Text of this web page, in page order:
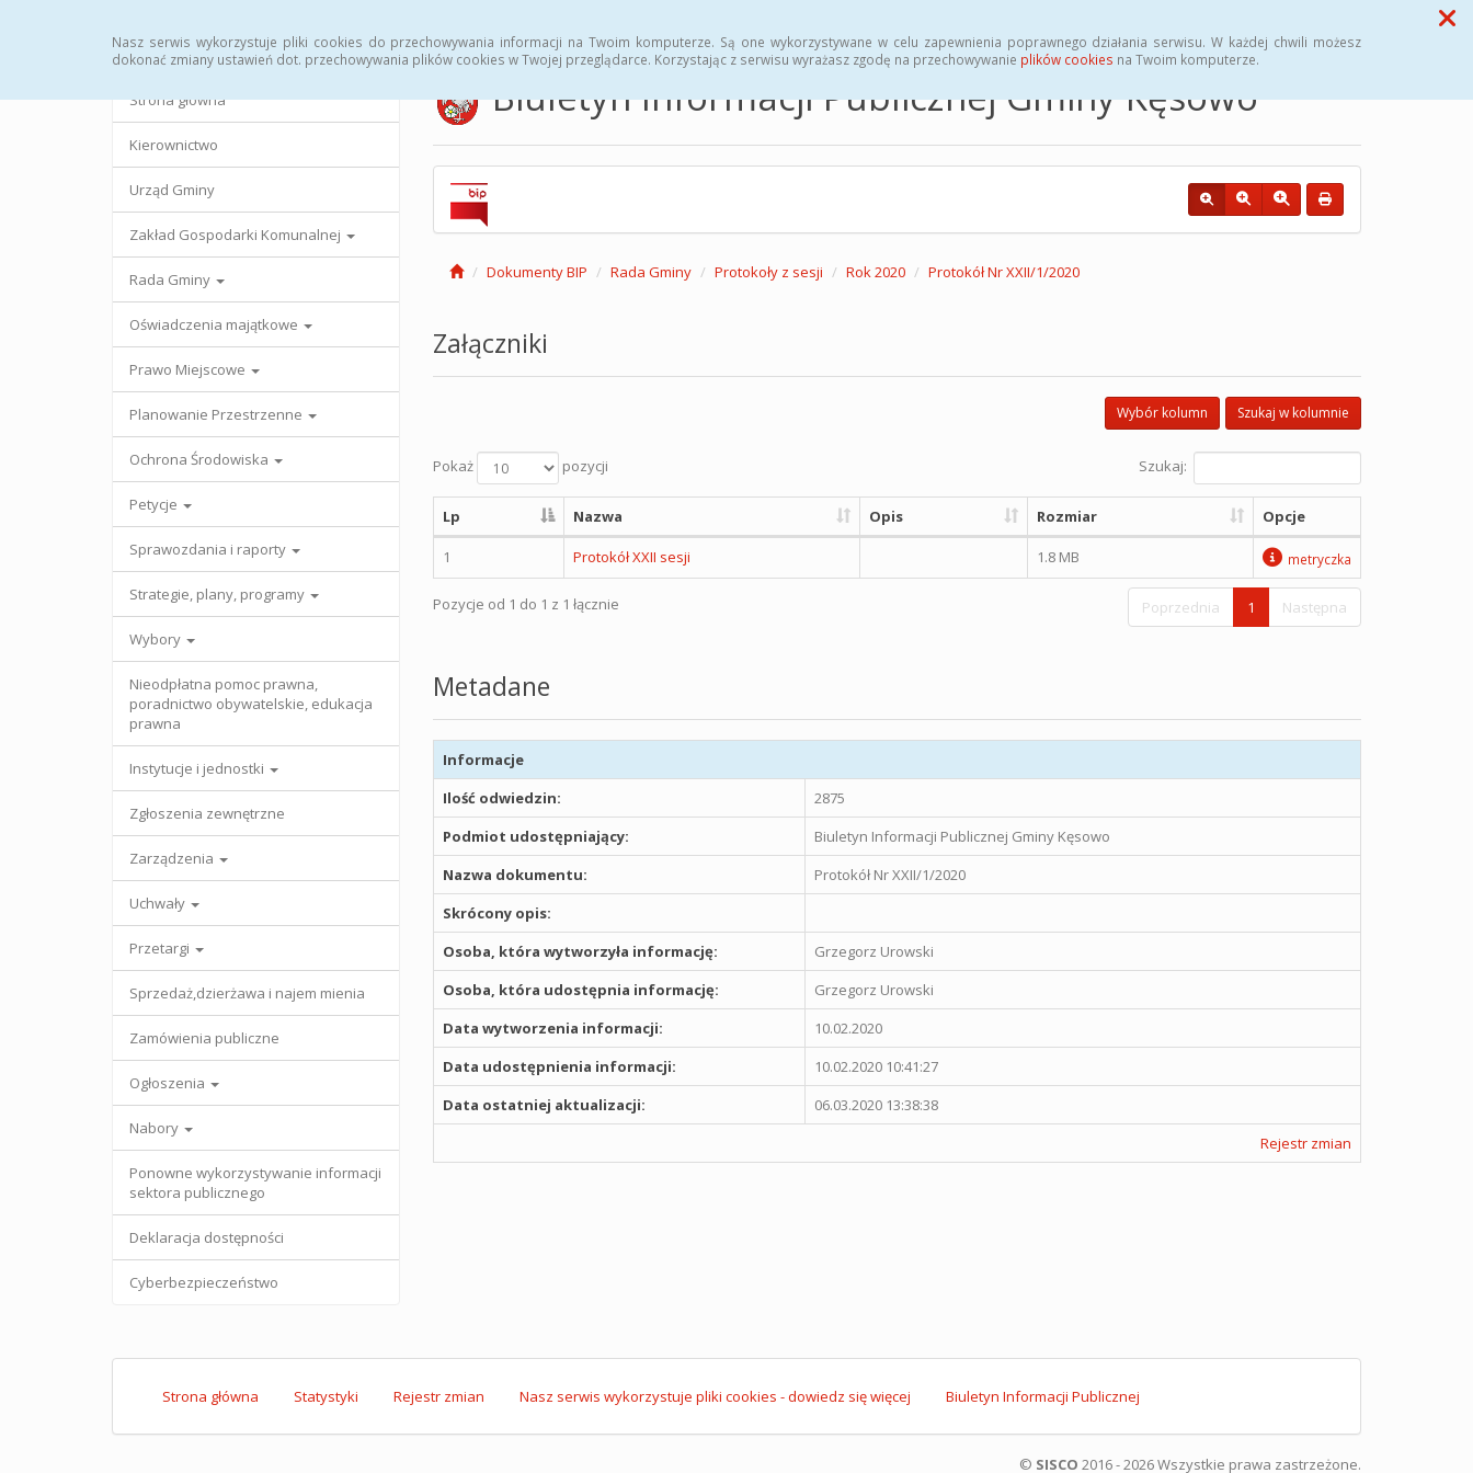
Nasz serwis wykorzystuje pliki cookies do przechowywania informacji na Twoim komputerze. Są one wykorzystywane w celu zapewnienia poprawnego działania serwisu. W każdej chwili możesz
dokonać zmiany ustawień dot. przechowywania plików cookies w Twojej przeglądarce. Korzystając z serwisu wyrażasz zgodę na przechowywanie plików cookies na Twoim komputerze.
Strona główna
Kierownictwo
Urząd Gminy
Zakład Gospodarki Komunalnej
Rada Gminy
Oświadczenia majątkowe
Prawo Miejscowe
Planowanie Przestrzenne
Ochrona Środowiska
Petycje
Sprawozdania i raporty
Strategie, plany, programy
Wybory
Nieodpłatna pomoc prawna,
poradnictwo obywatelskie, edukacja
prawna
Instytucje i jednostki
Zgłoszenia zewnętrzne
Zarządzenia
Uchwały
Przetargi
Sprzedaż,dzierżawa i najem mienia
Zamówienia publiczne
Ogłoszenia
Nabory
Ponowne wykorzystywanie informacji
sektora publicznego
Deklaracja dostępności
Cyberbezpieczeństwo
Biuletyn Informacji Publicznej Gminy Kęsowo
Dokumenty BIP Rada Gminy Protokoły z sesji Rok 2020 Protokół Nr XXII/1/2020
Załączniki
Szukaj w kolumnie
Wybór kolumn
Pokaż pozycji Szukaj:
Lp Nazwa Opis Rozmiar Opcje
1 Protokół XXII sesji 1.8 MB metryczka
Pozycje od 1 do 1 z 1 łącznie Poprzednia 1 Następna
Metadane
Informacje
Ilość odwiedzin:
2875
Podmiot udostępniający:
Biuletyn Informacji Publicznej Gminy Kęsowo
Nazwa dokumentu:
Protokół Nr XXII/1/2020
Skrócony opis:
Osoba, która wytworzyła informację:
Grzegorz Urowski
Osoba, która udostępnia informację:
Grzegorz Urowski
Data wytworzenia informacji:
10.02.2020
Data udostępnienia informacji:
10.02.2020 10:41:27
Data ostatniej aktualizacji:
06.03.2020 13:38:38
Rejestr zmian
Strona główna Statystyki Rejestr zmian Nasz serwis wykorzystuje pliki cookies - dowiedz się więcej Biuletyn Informacji Publicznej
© SISCO 2016 - 2026 Wszystkie prawa zastrzeżone.